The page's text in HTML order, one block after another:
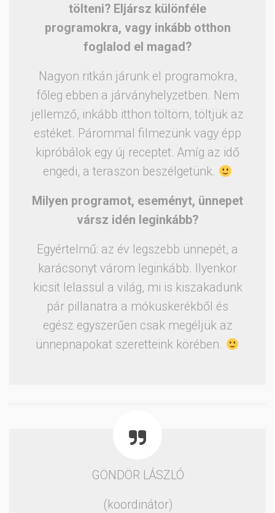
tölteni? Eljársz különféle
programokra, vagy inkább otthon
foglalod el magad?
Nagyon ritkán járunk el programokra,
főleg ebben a járványhelyzetben. Nem
jellemző, inkább itthon töltöm, töltjük az
estéket. Párommal filmezünk vagy épp
kipróbálok egy új receptet. Amíg az idő
engedi, a teraszon beszélgetünk.
Milyen programot, eseményt, ünnepet
vársz idén leginkább?
Egyértelmű: az év legszebb ünnepét, a
karácsonyt várom leginkább. Ilyenkor
kicsit lelassul a világ, mi is kiszakadunk
pár pillanatra a mókuskerékből és
egész egyszerűen csak megéljük az
ünnepnapokat szeretteink körében.
GÖNDÖR LÁSZLÓ
(koordinátor)